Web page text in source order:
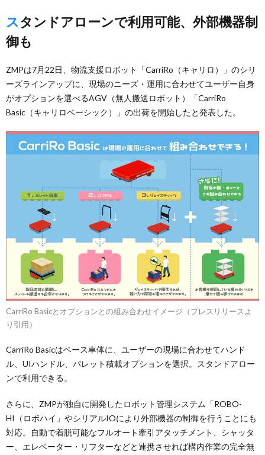
スタンドアローンで利用可能、外部機器制
御も
ZMPは7月22日、物流支援ロボット「CarriRo（キャリロ）」のシリ
ーズラインアップに、現場のニーズ・運用に合わせてユーザー自身
がオプションを選べるAGV（無人搬送ロボット）「CarriRo
Basic（キャリロベーシック）」の出荷を開始したと発表した。
CarriRo Basicとオプションとの組み合わせイメージ（プレスリリースよ
り引用）
CarriRo Basicはベース車体に、ユーザーの現場に合わせてハンド
ル、UIハンドル、パレット積載オプションを選択。スタンドアロー
ンで利用できる。
さらに、ZMPが独自に開発したロボット管理システム「ROBO-
HI（ロボハイ」やシリアルIOにより外部機器の制御を行うことにも
対応。自動で着脱可能なフルオート牽引アタッチメント、シャッタ
ー、エレベーター・リフターなどと連携させれば構内作業の完全無